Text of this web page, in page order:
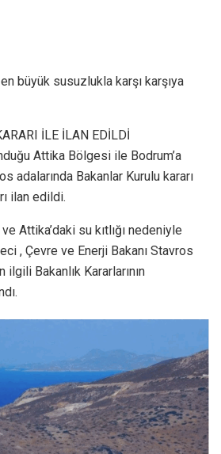
büyük susuzlukla karşı karşıya
İLE İLAN EDİLDİ
Attika Bölgesi ile Bodrum’a
adalarında Bakanlar Kurulu kararı
ilan edildi.
Attika’daki su kıtlığı nedeniyle
, Çevre ve Enerji Bakanı Stavros
Bakanlık Kararlarının